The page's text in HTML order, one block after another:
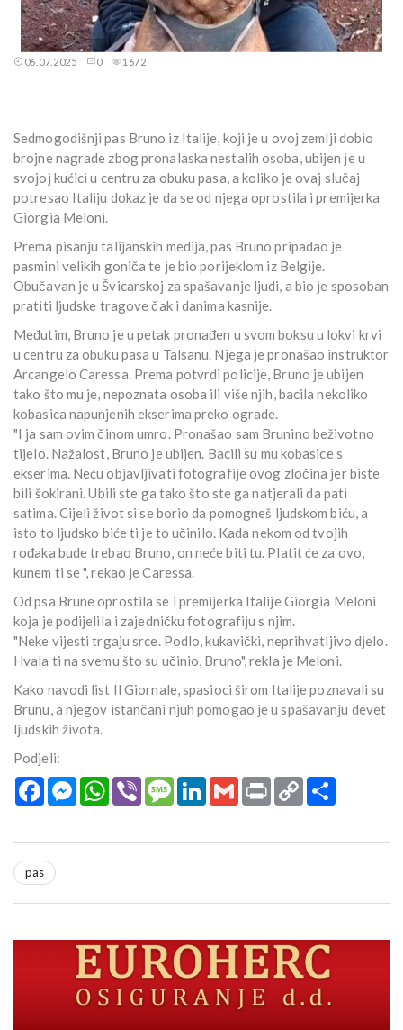
06.07.2025 0 1672
Sedmogodišnji pas Bruno iz Italije, koji je u ovoj zemlji dobio
brojne nagrade zbog pronalaska nestalih osoba, ubijen je u
svojoj kućici u centru za obuku pasa, a koliko je ovaj slučaj
potresao Italiju dokaz je da se od njega oprostila i premijerka
Giorgia Meloni.
Prema pisanju talijanskih medija, pas Bruno pripadao je
pasmini velikih goniča te je bio porijeklom iz Belgije.
Obučavan je u Švicarskoj za spašavanje ljudi, a bio je sposoban
pratiti ljudske tragove čak i danima kasnije.
Međutim, Bruno je u petak pronađen u svom boksu u lokvi krvi
u centru za obuku pasa u Talsanu. Njega je pronašao instruktor
Arcangelo Caressa. Prema potvrdi policije, Bruno je ubijen
tako što mu je, nepoznata osoba ili više njih, bacila nekoliko
kobasica napunjenih ekserima preko ograde.
"I ja sam ovim činom umro. Pronašao sam Brunino beživotno
tijelo. Nažalost, Bruno je ubijen. Bacili su mu kobasice s
ekserima. Neću objavljivati fotografije ovog zločina jer biste
bili šokirani. Ubili ste ga tako što ste ga natjerali da pati
satima. Cijeli život si se borio da pomogneš ljudskom biću, a
isto to ljudsko biće ti je to učinilo. Kada nekom od tvojih
rođaka bude trebao Bruno, on neće biti tu. Platit će za ovo,
kunem ti se ", rekao je Caressa.
Od psa Brune oprostila se i premijerka Italije Giorgia Meloni
koja je podijelila i zajedničku fotografiju s njim.
"Neke vijesti trgaju srce. Podlo, kukavički, neprihvatljivo djelo.
Hvala ti na svemu što su učinio, Bruno", rekla je Meloni.
Kako navodi list Il Giornale, spasioci širom Italije poznavali su
Brunu, a njegov istančani njuh pomogao je u spašavanju devet
ljudskih života.
Podjeli:
FacebookMessengerWhatsApp
Viber MessageLinkedInGmail Print Copy
Link
pas